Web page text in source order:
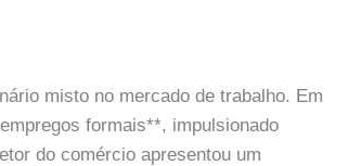
misto no mercado de trabalho. Em
formais**, impulsionado
do comércio apresentou um